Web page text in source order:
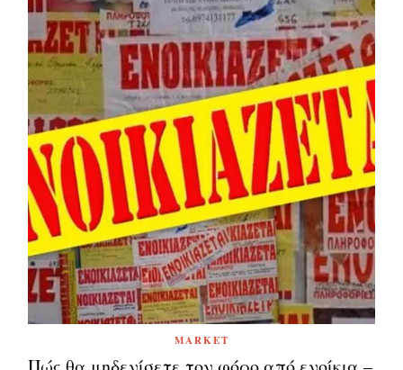
MARKET